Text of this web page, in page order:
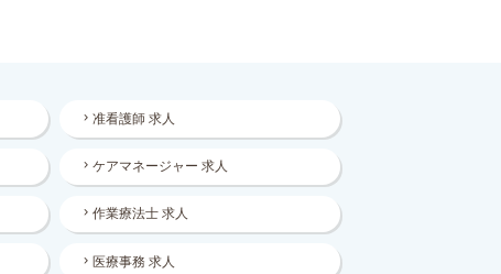
准看護師 求人
ケアマネージャー 求人
作業療法士 求人
医療事務 求人